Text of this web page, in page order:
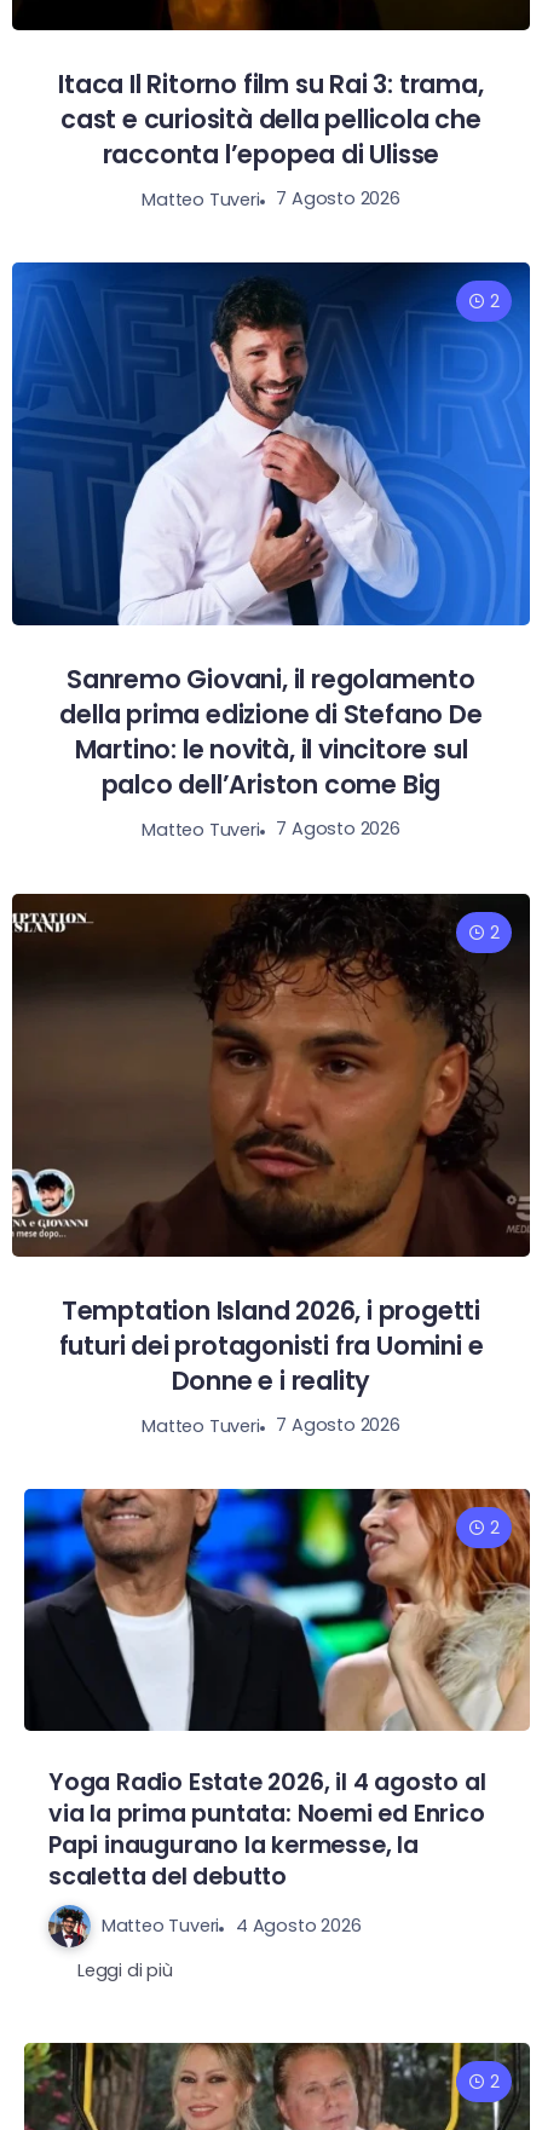
Itaca Il Ritorno film su Rai 3: trama,
cast e curiosità della pellicola che
racconta l’epopea di Ulisse
Matteo Tuveri 7 Agosto 2026
2
Sanremo Giovani, il regolamento
della prima edizione di Stefano De
Martino: le novità, il vincitore sul
palco dell’Ariston come Big
Matteo Tuveri 7 Agosto 2026
2
Temptation Island 2026, i progetti
futuri dei protagonisti fra Uomini e
Donne e i reality
Matteo Tuveri 7 Agosto 2026
2
Yoga Radio Estate 2026, il 4 agosto al
via la prima puntata: Noemi ed Enrico
Papi inaugurano la kermesse, la
scaletta del debutto
Matteo Tuveri
4 Agosto 2026
Leggi di più
2